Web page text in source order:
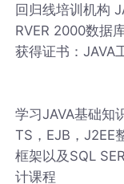
回归线培训机构
RVER 2000数据
获得证书：JAVA
学习JAVA基础知
TS，EJB，J2EE
框架以及SQL
计课程